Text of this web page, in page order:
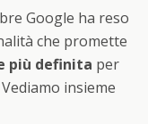
Google ha reso
che promette
più definita per
Vediamo insieme